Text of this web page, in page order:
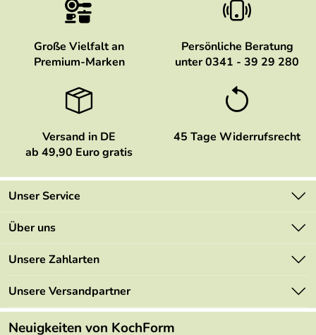
Große Vielfalt an
Premium-Marken
Persönliche Beratung
unter 0341 - 39 29 280
Versand in DE
ab 49,90 Euro gratis
45 Tage Widerrufsrecht
Unser Service
Kontakt
Mehrwertsteuerfrei
Retourenportal
FAQs
Über uns
Marken
Angebote
Made in Germany
Unsere Zahlarten
Unsere Versandpartner
Neuigkeiten von KochForm